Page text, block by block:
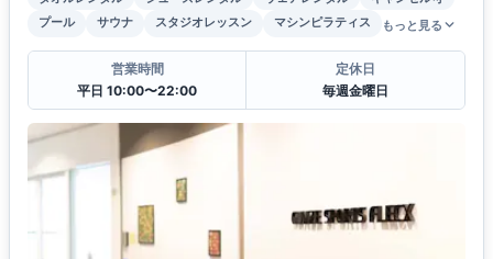
プール
サウナ スタジオレッスン マシンピラティス もっと見る
営業時間
平日 10:00〜22:00
定休日
毎週金曜日